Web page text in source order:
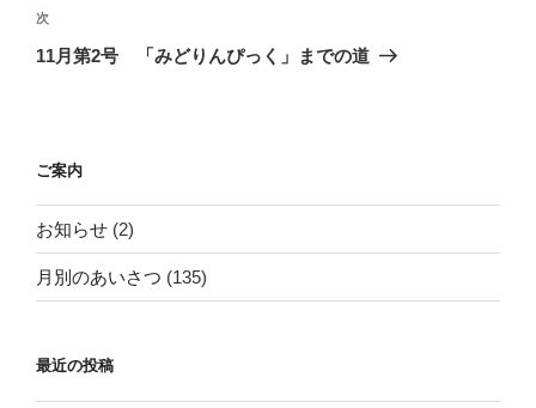
ビ
ゲ
ン
稿
次
の
次
11月第2号 「みどりんぴっく」までの道
ご案内
お知らせ (2)
月別のあいさつ (135)
最近の投稿